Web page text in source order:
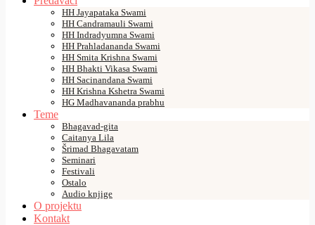
HH Jayapataka Swami
HH Candramauli Swami
HH Indradyumna Swami
HH Prahladananda Swami
HH Smita Krishna Swami
HH Bhakti Vikasa Swami
HH Sacinandana Swami
HH Krishna Kshetra Swami
HG Madhavananda prabhu
Teme
Bhagavad-gita
Caitanya Lila
Šrimad Bhagavatam
Seminari
Festivali
Ostalo
Audio knjige
O projektu
Kontakt